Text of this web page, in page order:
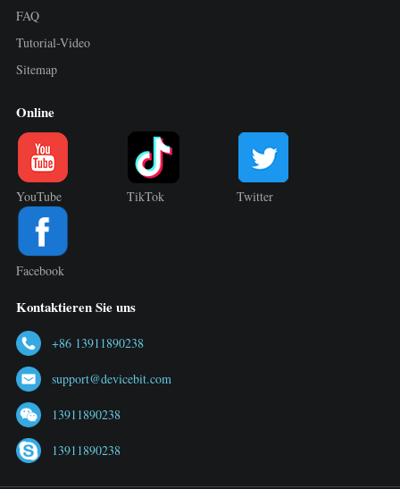
FAQ
Tutorial-Video
Sitemap
Online
YouTube TikTok Twitter
Facebook
Kontaktieren Sie uns
+86 13911890238
support@devicebit.com
13911890238
13911890238